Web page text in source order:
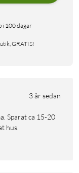
i 100 dagar
GRATIS!
3 år sedan
hus.